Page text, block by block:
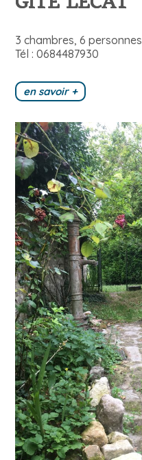
3 chambres, 6 personnes
Tél : 0684487930
en savoir +